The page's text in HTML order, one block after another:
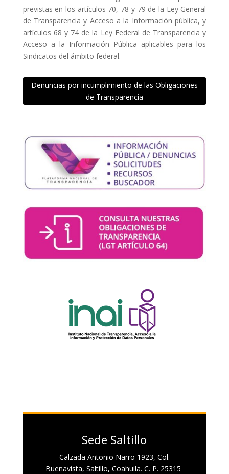
previstas en los artículos 70, 78 y 79 de la Ley General
de Transparencia y Acceso a la Información pública, y
artículos 68 y 74 de la Ley Federal de Transparencia y
Acceso a la Información Pública aplicables para los
Sindicatos del ámbito federal.
Denuncias por incumplimiento de las Obligaciones
de Transparencia
Sede Saltillo
Calzada Antonio Narro 1923, Col.
Buenavista, Saltillo, Coahuila. C. P. 25315